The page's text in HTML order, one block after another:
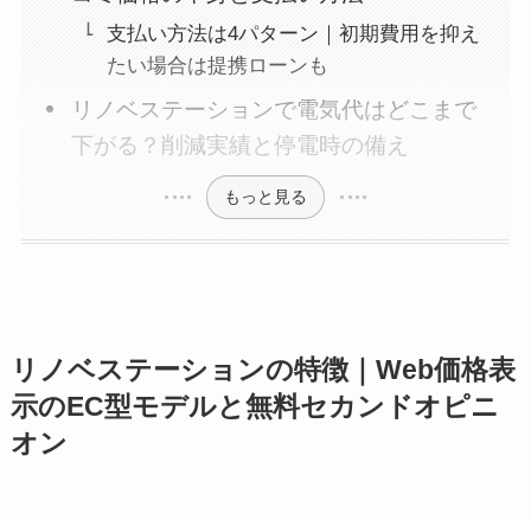
支払い方法は4パターン｜初期費用を抑え
たい場合は提携ローンも
リノベステーションで電気代はどこまで
下がる？削減実績と停電時の備え
もっと見る
リノベステーションの特徴｜Web価格表
示のEC型モデルと無料セカンドオピニ
オン